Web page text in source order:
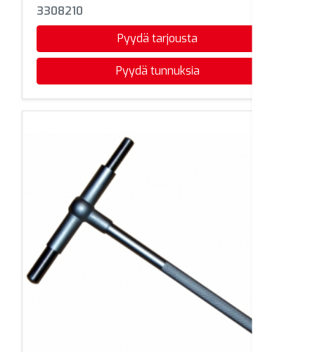
3308210
Pyydä tarjousta
Pyydä tunnuksia